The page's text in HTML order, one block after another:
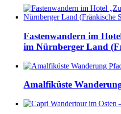
Fastenwandern im
im Nürnberger Land
Amalfiküste